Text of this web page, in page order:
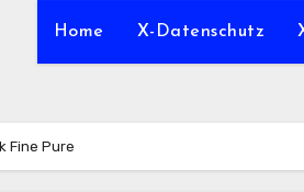
Home X-Datenschutz
Fine Pure